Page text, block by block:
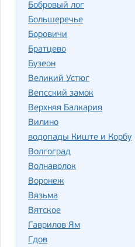
Бобровый лог
Большеречье
Боровичи
Братцево
Бузеон
Великий Устюг
Вепсский замок
Верхняя Балкария
Вилино
водопады Киште и Корбу
Волгоград
Волнаволок
Воронеж
Вязьма
Вятское
Гаврилов Ям
Гдов